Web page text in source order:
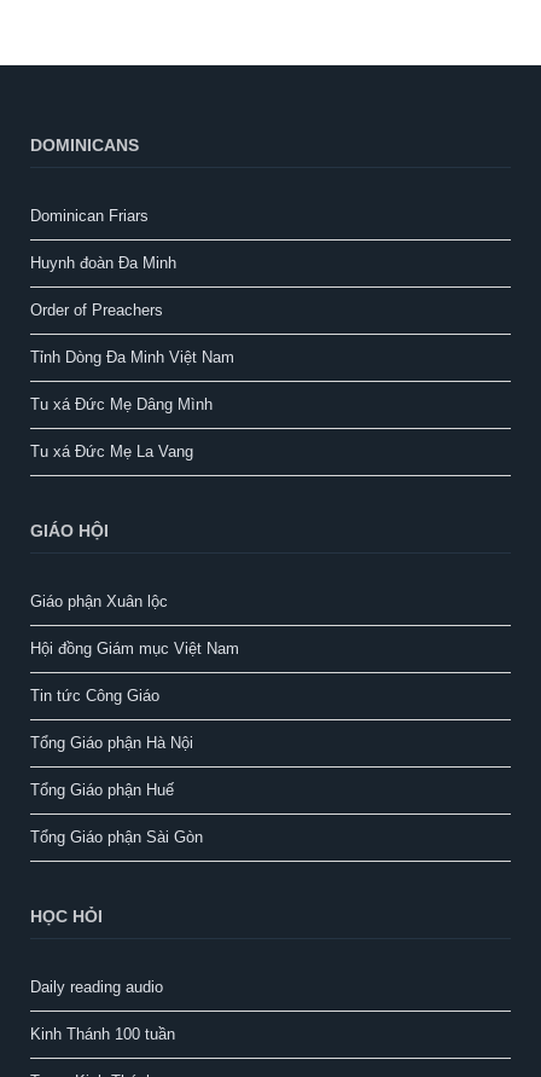
DOMINICANS
Dominican Friars
Huynh đoàn Đa Minh
Order of Preachers
Tỉnh Dòng Đa Minh Việt Nam
Tu xá Đức Mẹ Dâng Mình
Tu xá Đức Mẹ La Vang
GIÁO HỘI
Giáo phận Xuân lộc
Hội đồng Giám mục Việt Nam
Tin tức Công Giáo
Tổng Giáo phận Hà Nội
Tổng Giáo phận Huế
Tổng Giáo phận Sài Gòn
HỌC HỎI
Daily reading audio
Kinh Thánh 100 tuần